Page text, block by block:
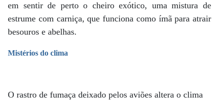
em sentir de perto o cheiro exótico, uma mistura de
estrume com carniça, que funciona como ímã para atrair
besouros e abelhas.
Mistérios do clima
O rastro de fumaça deixado pelos aviões altera o clima